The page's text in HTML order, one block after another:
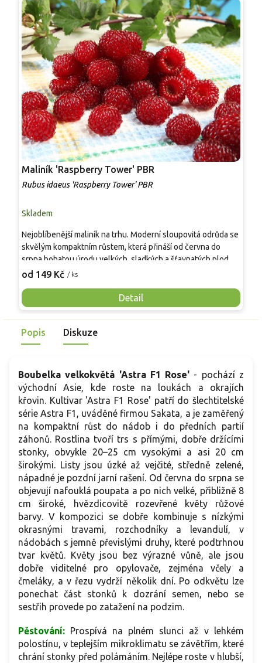
Maliník 'Raspberry Tower' PBR
Rubus idaeus 'Raspberry Tower' PBR
Skladem
od 149 Kč / ks
Detail
Nejoblíbenější maliník na trhu. Moderní sloupovitá odrůda se
skvělým kompaktním růstem, která přináší od června do
srpna bohatou úrodu velkých, sladkých a šťavnatých plodů.
Pevné vzpřímené výhony tvoří elegantní habitus bez
Mrazuvzdornost do −25 °C a spolehlivá vitalita z něj dělají
skvělou volbu pro každého pěstitele.
Popis Diskuze
Boubelka velkokvětá 'Astra F1 Rose' - pochází z
východní Asie, kde roste na loukách a okrajích
křovin. Kultivar 'Astra F1 Rose' patří do šlechtitelské
série Astra F1, uváděné firmou Sakata, a je zaměřený
na kompaktní růst do nádob i do předních partií
záhonů. Rostlina tvoří trs s přímými, dobře držícími
stonky, obvykle 20–25 cm vysokými a asi 20 cm
širokými. Listy jsou úzké až vejčité, středně zelené,
nápadné je pozdní jarní rašení. Od června do srpna se
objevují nafouklá poupata a po nich velké, přibližně 8
cm široké, hvězdicovitě rozevřené květy růžové
barvy. V kompozici se dobře kombinuje s nízkými
okrasnými travami, rozchodníky a levandulí, v
nádobách s jemně převislými druhy, které podtrhnou
tvar květů. Květy jsou bez výrazné vůně, ale jsou
dobře viditelné pro opylovače, zejména včely a
čmeláky, a v řezu vydrží několik dní. Po odkvětu lze
ponechat část stonků k dozrání semen, nebo se
sestřih provede po zatažení na podzim.
Pěstování: Prospívá na plném slunci až v lehkém
polostínu, v teplejším mikroklimatu se závětřím, které
chrání stonky před polámáním. Nejlépe roste v hlubší,